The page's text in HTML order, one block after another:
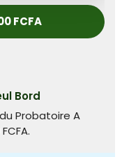
FCFA
Bord
Probatoire A